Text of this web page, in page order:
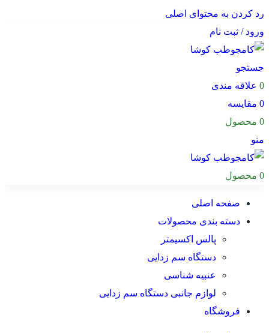
رد کردن به محتوای اصلی
ورود / ثبت نام
جستجو
0 علاقه مندی
0 مقایسه
0 محصول
منو
0 محصول
صفحه اصلی
دسته بندی محصولات
پالس اکسیمتر
دستگاه سم زدایی
عنبیه شناسی
لوازم جانبی دستگاه سم زدایی
فروشگاه